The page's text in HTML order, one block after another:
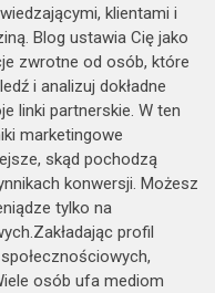
klientami i
Blog ustawia Cię jako
zwrotne od osób, które
i analizuj dokładne
linki partnerskie. W ten
marketingowe
skąd pochodzą
konwersji. Możesz
tylko na
profil
osób ufa mediom